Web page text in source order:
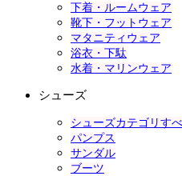
下着・ルームウェア
靴下・フットウェア
マタニティウェア
浴衣・下駄
水着・マリンウェア
シューズ
シューズカテゴリす
パンプス
サンダル
ブーツ